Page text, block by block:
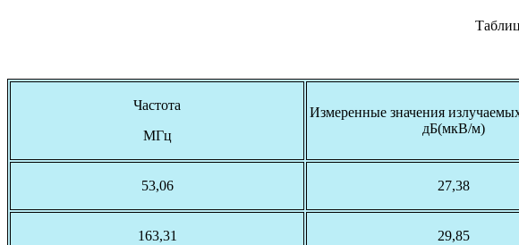
Частота
МГц
Измеренные значения
дБ(мкВ/м)
53,06 27,38
163,31 29,85